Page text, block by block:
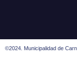
©2024. Municipalidad de